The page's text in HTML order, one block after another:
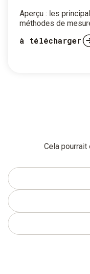
Aperçu : les
méthodes de
à télécharger
Cela